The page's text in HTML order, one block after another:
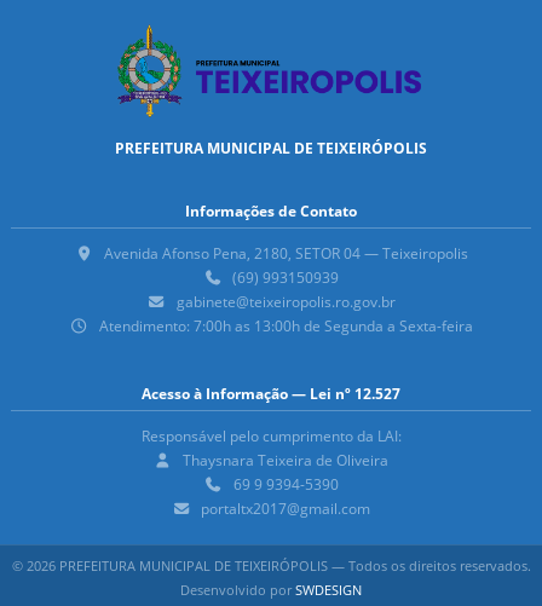
PREFEITURA MUNICIPAL DE TEIXEIRÓPOLIS
Informações de Contato
Avenida Afonso Pena, 2180, SETOR 04 — Teixeiropolis
(69) 993150939
gabinete@teixeiropolis.ro.gov.br
Atendimento: 7:00h as 13:00h de Segunda a Sexta-feira
Acesso à Informação — Lei nº 12.527
Responsável pelo cumprimento da LAI:
Thaysnara Teixeira de Oliveira
69 9 9394-5390
portaltx2017@gmail.com
© 2026 PREFEITURA MUNICIPAL DE TEIXEIRÓPOLIS — Todos os direitos reservados.
Desenvolvido porSWDESIGN